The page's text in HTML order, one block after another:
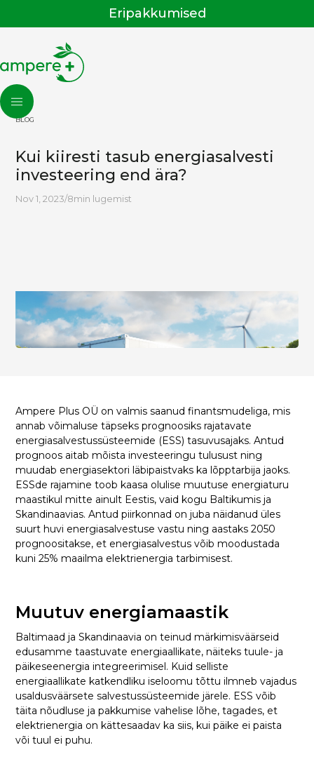
Eripakkumised
BLOG
Kui kiiresti tasub energiasalvesti
investeering end ära?
Nov 1, 2023/8min lugemist
Ampere Plus OÜ on valmis saanud finantsmudeliga, mis
annab võimaluse täpseks prognoosiks rajatavate
energiasalvestussüsteemide (ESS) tasuvusajaks. Antud
prognoos aitab mõista investeeringu tulusust ning
muudab energiasektori läbipaistvaks ka lõpptarbija jaoks.
ESSde rajamine toob kaasa olulise muutuse energiaturu
maastikul mitte ainult Eestis, vaid kogu Baltikumis ja
Skandinaavias. Antud piirkonnad on juba näidanud üles
suurt huvi energiasalvestuse vastu ning aastaks 2050
prognoositakse, et energiasalvestus võib moodustada
kuni 25% maailma elektrienergia tarbimisest.
Muutuv energiamaastik
Baltimaad ja Skandinaavia on teinud märkimisväärseid
edusamme taastuvate energiaallikate, näiteks tuule- ja
päikeseenergia integreerimisel. Kuid selliste
energiaallikate katkendliku iseloomu tõttu ilmneb vajadus
usaldusväärsete salvestussüsteemide järele. ESS võib
täita nõudluse ja pakkumise vahelise lõhe, tagades, et
elektrienergia on kättesaadav ka siis, kui päike ei paista
või tuul ei puhu.